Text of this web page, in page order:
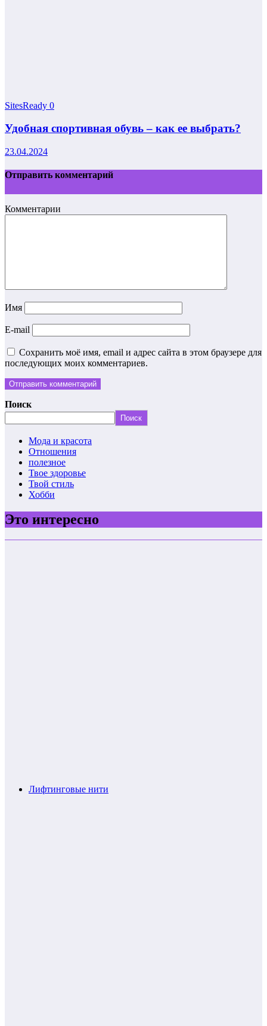
SitesReady 0
Удобная спортивная обувь – как ее выбрать?
23.04.2024
Отправить комментарий
Комментарии
Имя
E-mail
Сохранить моё имя, email и адрес сайта в этом браузере для
последующих моих комментариев.
Поиск
Поиск
Мода и красота
Отношения
полезное
Твое здоровье
Твой стиль
Хобби
Это интересно
Лифтинговые нити